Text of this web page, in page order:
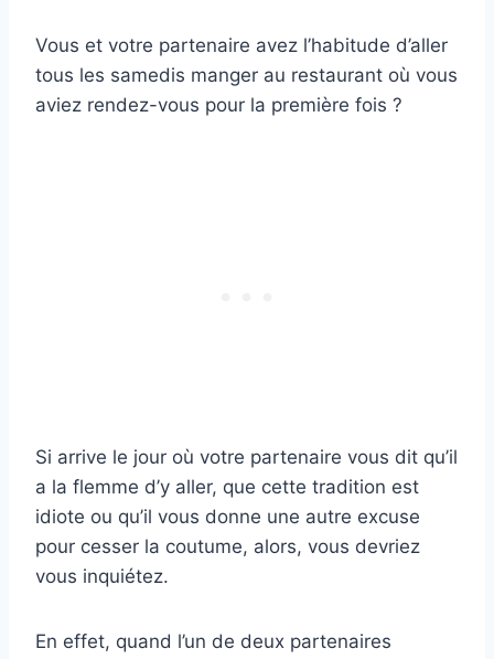
Vous et votre partenaire avez l’habitude d’aller
tous les samedis manger au restaurant où vous
aviez rendez-vous pour la première fois ?
Si arrive le jour où votre partenaire vous dit qu’il
a la flemme d’y aller, que cette tradition est
idiote ou qu’il vous donne une autre excuse
pour cesser la coutume, alors, vous devriez
vous inquiétez.
En effet, quand l’un de deux partenaires